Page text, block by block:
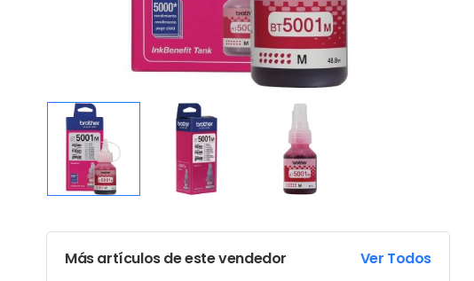
Más artículos de este vendedor Ver Todos